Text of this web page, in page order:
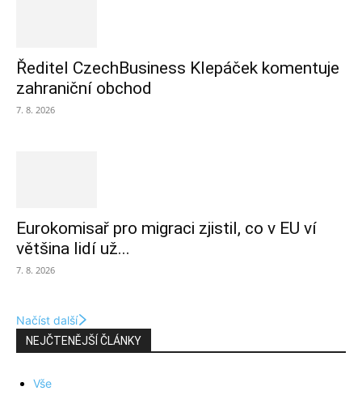
Ředitel CzechBusiness Klepáček komentuje
zahraniční obchod
7. 8. 2026
Eurokomisař pro migraci zjistil, co v EU ví
většina lidí už...
7. 8. 2026
Načíst další
NEJČTENĚJŠÍ ČLÁNKY
Vše